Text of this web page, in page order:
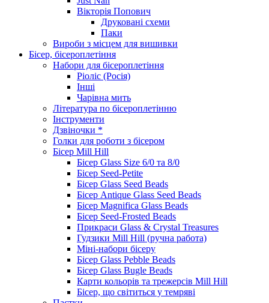
Вікторія Попович
Друковані схеми
Паки
Вироби з місцем для вишивки
Бісер, бісероплетіння
Набори для бісероплетіння
Ріоліс (Росія)
Інші
Чарівна мить
Література по бісероплетінню
Інструменти
Дзвіночки *
Голки для роботи з бісером
Бісер Mill Hill
Бісер Glass Size 6/0 та 8/0
Бісер Seed-Petite
Бісер Glass Seed Beads
Бісер Antique Glass Seed Beads
Бісер Magnifica Glass Beads
Бісер Seed-Frosted Beads
Прикраси Glass & Crystal Treasures
Гудзики Mill Hill (ручна работа)
Міні-набори бісеру
Бісер Glass Pebble Beads
Бісер Glass Bugle Beads
Карти кольорів та трежерсів Mill Hill
Бісер, що світиться у темряві